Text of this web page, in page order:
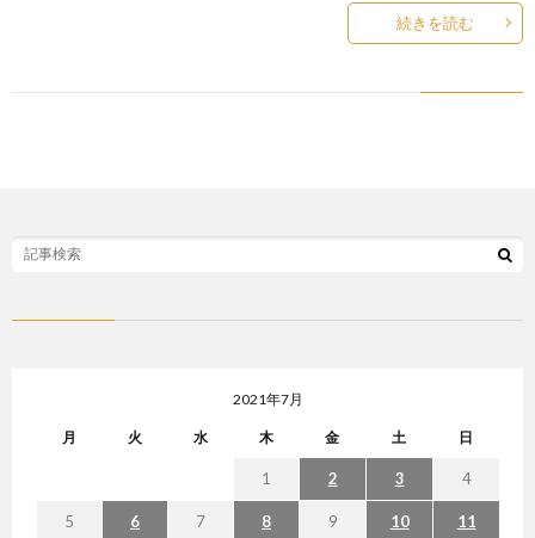
続きを読む
2021年7月
月 火 水 木 金 土 日
1 2 3 4
5 6 7 8 9 10 11